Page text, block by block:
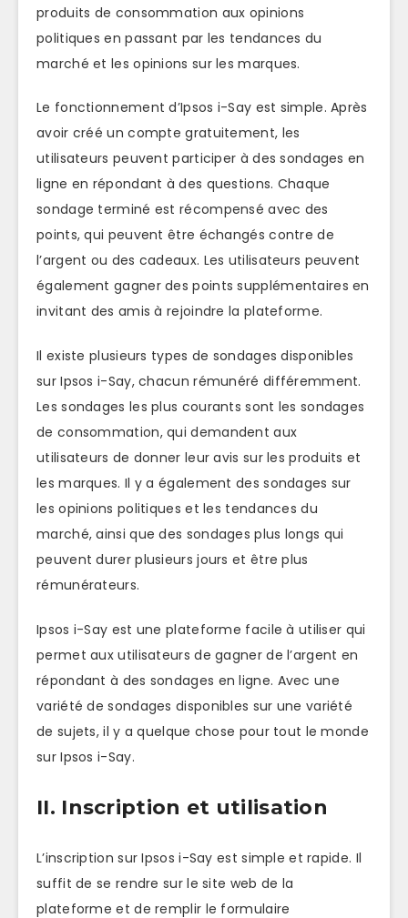
produits de consommation aux opinions
politiques en passant par les tendances du
marché et les opinions sur les marques.
Le fonctionnement d’Ipsos i-Say est simple. Après
avoir créé un compte gratuitement, les
utilisateurs peuvent participer à des sondages en
ligne en répondant à des questions. Chaque
sondage terminé est récompensé avec des
points, qui peuvent être échangés contre de
l’argent ou des cadeaux. Les utilisateurs peuvent
également gagner des points supplémentaires en
invitant des amis à rejoindre la plateforme.
Il existe plusieurs types de sondages disponibles
sur Ipsos i-Say, chacun rémunéré différemment.
Les sondages les plus courants sont les sondages
de consommation, qui demandent aux
utilisateurs de donner leur avis sur les produits et
les marques. Il y a également des sondages sur
les opinions politiques et les tendances du
marché, ainsi que des sondages plus longs qui
peuvent durer plusieurs jours et être plus
rémunérateurs.
Ipsos i-Say est une plateforme facile à utiliser qui
permet aux utilisateurs de gagner de l’argent en
répondant à des sondages en ligne. Avec une
variété de sondages disponibles sur une variété
de sujets, il y a quelque chose pour tout le monde
sur Ipsos i-Say.
II. Inscription et utilisation
L’inscription sur Ipsos i-Say est simple et rapide. Il
suffit de se rendre sur le site web de la
plateforme et de remplir le formulaire